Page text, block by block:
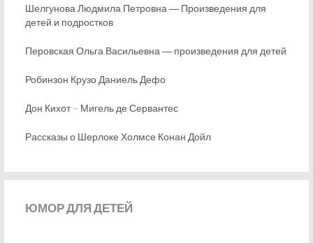
Шелгунова Людмила Петровна ― Произведения для
детей и подростков
Перовская Ольга Васильевна ― произведения для детей
Робинзон Крузо Даниель Дефо
Дон Кихот – Мигель де Сервантес
Рассказы о Шерлоке Холмсе Конан Дойл
ЮМОРДЛЯ ДЕТЕЙ